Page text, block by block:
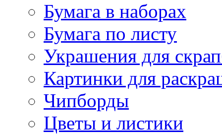
Бумага в наборах
Бумага по листу
Украшения для
Картинки для
Чипборды
Цветы и листики